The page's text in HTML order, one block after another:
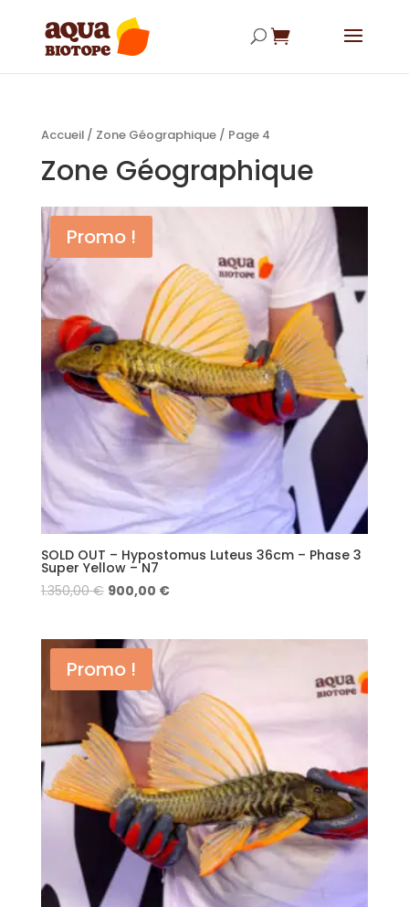

Accueil/ Zone Géographique/ Page 4
Zone Géographique
Promo !
SOLD OUT – Hypostomus Luteus 36cm – Phase 3
Super Yellow – N7
1.350,00€ 900,00 €
Promo !